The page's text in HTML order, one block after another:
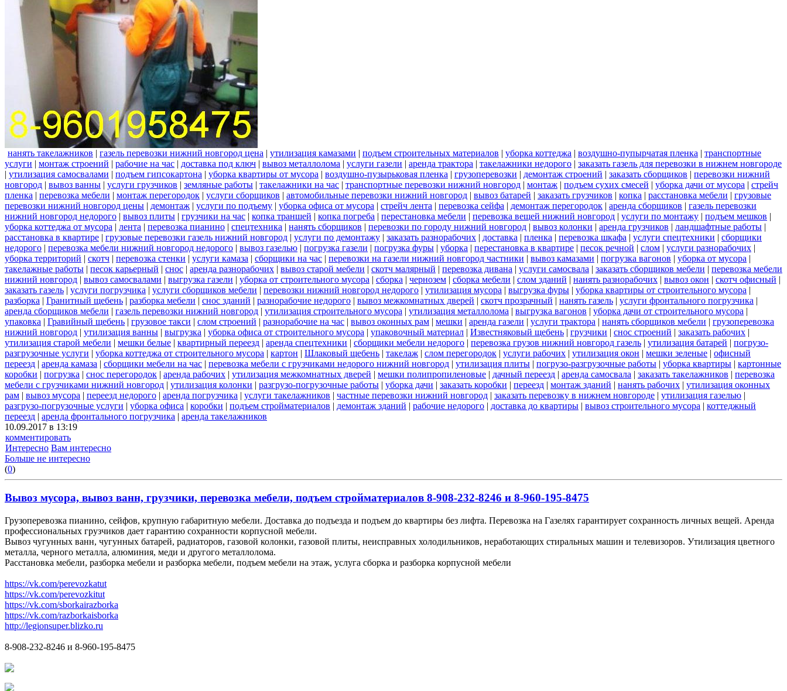
нанять такелажников | газель перевозки нижний новгород цена | утилизация камазами | подъем строительных материалов | уборка коттеджа | воздушно-пупырчатая пленка | транспортные
услуги | монтаж строений | рабочие на час | доставка под ключ | вывоз металлолома | услуги газели | аренда трактора | такелажники недорого | заказать газель для перевозки в нижнем новгороде
| утилизация самосвалами | подъем гипсокартона | уборка квартиры от мусора | воздушно-пузырьковая пленка | грузоперевозки | демонтаж строений | заказать сборщиков | перевозки нижний
новгород | вывоз ванны | услуги грузчиков | земляные работы | такелажники на час | транспортные перевозки нижний новгород | монтаж | подъем сухих смесей | уборка дачи от мусора | стрейч
пленка | перевозка мебели | монтаж перегородок | услуги сборщиков | автомобильные перевозки нижний новгород | вывоз батарей | заказать грузчиков | копка | расстановка мебели | грузовые
перевозки нижний новгород цены | демонтаж | услуги по подъему | уборка офиса от мусора | стрейч лента | перевозка сейфа | демонтаж перегородок | аренда сборщиков | газель перевозки
нижний новгород недорого | вывоз плиты | грузчики на час | копка траншей | копка погреба | перестановка мебели | перевозка вещей нижний новгород | услуги по монтажу | подъем мешков |
уборка коттеджа от мусора | лента | перевозка пианино | спецтехника | нанять сборщиков | перевозки по городу нижний новгород | вывоз колонки | аренда грузчиков | ландшафтные работы |
расстановка в квартире | грузовые перевозки газель нижний новгород | услуги по демонтажу | заказать разнорабочих | доставка | пленка | перевозка шкафа | услуги спецтехники | сборщики
недорого | перевозка мебели нижний новгород недорого | вывоз газелью | погрузка газели | погрузка фуры | уборка | перестановка в квартире | песок речной | слом | услуги разнорабочих |
уборка территорий | скотч | перевозка стенки | услуги камаза | сборщики на час | перевозки на газели нижний новгород частники | вывоз камазами | погрузка вагонов | уборка от мусора |
такелажные работы | песок карьерный | снос | аренда разнорабочих | вывоз старой мебели | скотч малярный | перевозка дивана | услуги самосвала | заказать сборщиков мебели | перевозка мебели
нижний новгород | вывоз самосвалами | выгрузка газели | уборка от строительного мусора | сборка | чернозем | сборка мебели | слом зданий | нанять разнорабочих | вывоз окон | скотч офисный |
заказать газель | услуги погрузчика | услуги сборщиков мебели | перевозки нижний новгород недорого | утилизация мусора | выгрузка фуры | уборка квартиры от строительного мусора |
разборка | Гранитный щебень | разборка мебели | снос зданий | разнорабочие недорого | вывоз межкомнатных дверей | скотч прозрачный | нанять газель | услуги фронтального погрузчика |
аренда сборщиков мебели | газель перевозки нижний новгород | утилизация строительного мусора | утилизация металлолома | выгрузка вагонов | уборка дачи от строительного мусора |
упаковка | Гравийный щебень | грузовое такси | слом строений | разнорабочие на час | вывоз оконных рам | мешки | аренда газели | услуги трактора | нанять сборщиков мебели | грузоперевозка
нижний новгород | утилизация ванны | выгрузка | уборка офиса от строительного мусора | упаковочный материал | Известняковый щебень | грузчики | снос строений | заказать рабочих |
утилизация старой мебели | мешки белые | квартирный переезд | аренда спецтехники | сборщики мебели недорого | перевозка грузов нижний новгород газель | утилизация батарей | погрузо-
разгрузочные услуги | уборка коттеджа от строительного мусора | картон | Шлаковый щебень | такелаж | слом перегородок | услуги рабочих | утилизация окон | мешки зеленые | офисный
переезд | аренда камаза | сборщики мебели на час | перевозка мебели с грузчиками недорого нижний новгород | утилизация плиты | погрузо-разгрузочные работы | уборка квартиры | картонные
коробки | погрузка | снос перегородок | аренда рабочих | утилизация межкомнатных дверей | мешки полипропиленовые | дачный переезд | аренда самосвала | заказать такелажников | перевозка
мебели с грузчиками нижний новгород | утилизация колонки | разгрузо-погрузочные работы | уборка дачи | заказать коробки | переезд | монтаж зданий | нанять рабочих | утилизация оконных
рам | вывоз мусора | переезд недорого | аренда погрузчика | услуги такелажников | частные перевозки нижний новгород | заказать перевозку в нижнем новгороде | утилизация газелью |
разгрузо-погрузочные услуги | уборка офиса | коробки | подъем стройматериалов | демонтаж зданий | рабочие недорого | доставка до квартиры | вывоз строительного мусора | коттеджный
переезд | аренда фронтального погрузчика | аренда такелажников
10.09.2017 в 13:19
комментировать
Интересно Вам интересно
Больше не интересно
(0)
Вывоз мусора, вывоз ванн, грузчики, перевозка мебели, подъем стройматериалов 8-908-232-8246 и 8-960-195-8475
Грузоперевозка пианино, сейфов, крупную габаритную мебели. Доставка до подъезда и подъем до квартиры без лифта. Перевозка на Газелях гарантирует сохранность личных вещей. Аренда
профессиональных грузчиков дает гарантию сохранности корпусной мебели.
Вывоз чугунных ванн, чугунных батарей, радиаторов, газовой колонки, газовой плиты, неисправных холодильников, неработающих стиральных машин и телевизоров. Утилизация цветного
металла, черного металла, алюминия, меди и другого металлолома.
Расстановка мебели, разборка мебели и разборка мебели, подъем мебели на этаж, услуга сборка и разборка корпусной мебели
https://vk.com/perevozkatut
https://vk.com/perevozkitut
https://vk.com/sborkairazborka
https://vk.com/razborkaisborka
http://legionsuper.blizko.ru
8-908-232-8246 и 8-960-195-8475